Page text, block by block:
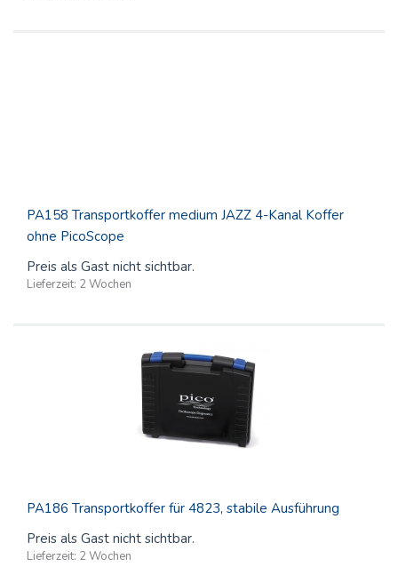
PA158 Transportkoffer medium JAZZ 4-Kanal Koffer
ohne PicoScope
Preis als Gast nicht sichtbar.
Lieferzeit: 2 Wochen
PA186 Transportkoffer für 4823, stabile Ausführung
Preis als Gast nicht sichtbar.
Lieferzeit: 2 Wochen